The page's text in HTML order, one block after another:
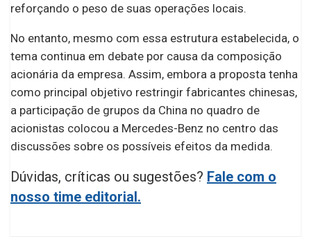
reforçando o peso de suas operações locais.
No entanto, mesmo com essa estrutura estabelecida, o
tema continua em debate por causa da composição
acionária da empresa. Assim, embora a proposta tenha
como principal objetivo restringir fabricantes chinesas,
a participação de grupos da China no quadro de
acionistas colocou a Mercedes-Benz no centro das
discussões sobre os possíveis efeitos da medida.
Dúvidas, críticas ou sugestões? Fale com o
nosso time editorial.